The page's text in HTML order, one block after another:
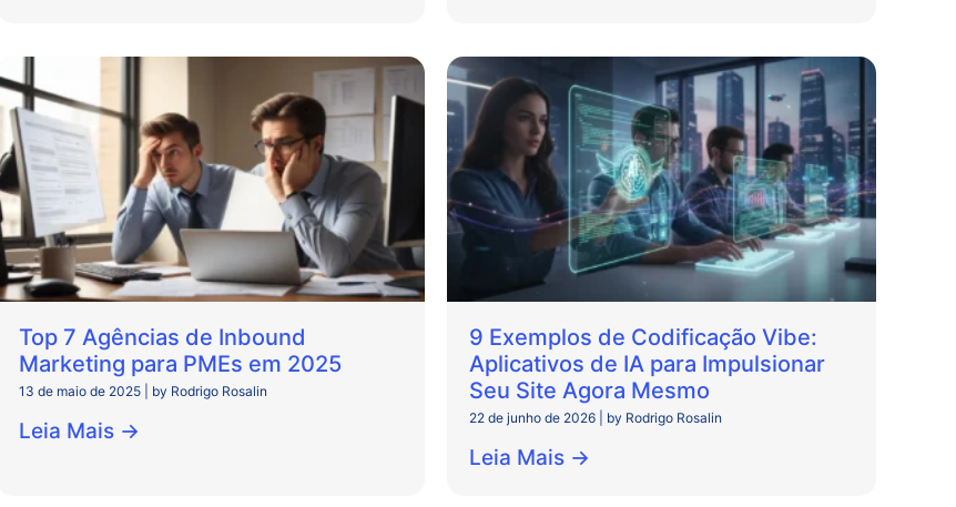
Top 7 Agências de Inbound
Marketing para PMEs em 2025
13 de maio de 2025| by Rodrigo Rosalin
Leia Mais →
9 Exemplos de Codificação Vibe:
Aplicativos de IA para Impulsionar
Seu Site Agora Mesmo
22 de junho de 2026 by Rodrigo Rosalin
Leia Mais →